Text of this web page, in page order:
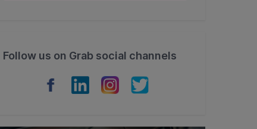
Follow us on Grab social channels